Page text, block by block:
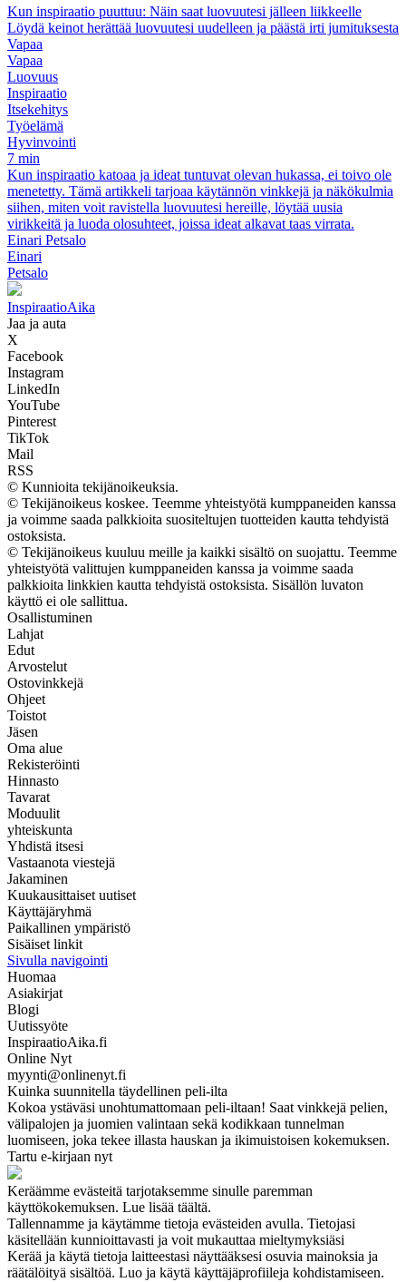
Kun inspiraatio puuttuu: Näin saat luovuutesi jälleen liikkeelle
Löydä keinot herättää luovuutesi uudelleen ja päästä irti jumituksesta
Vapaa
Vapaa
Luovuus
Inspiraatio
Itsekehitys
Työelämä
Hyvinvointi
7 min
Kun inspiraatio katoaa ja ideat tuntuvat olevan hukassa, ei toivo ole
menetetty. Tämä artikkeli tarjoaa käytännön vinkkejä ja näkökulmia
siihen, miten voit ravistella luovuutesi hereille, löytää uusia
virikkeitä ja luoda olosuhteet, joissa ideat alkavat taas virrata.
Einari Petsalo
Einari
Petsalo
InspiraatioAika
Jaa ja auta
X
Facebook
Instagram
LinkedIn
YouTube
Pinterest
TikTok
Mail
RSS
© Kunnioita tekijänoikeuksia.
© Tekijänoikeus koskee. Teemme yhteistyötä kumppaneiden kanssa
ja voimme saada palkkioita suositeltujen tuotteiden kautta tehdyistä
ostoksista.
© Tekijänoikeus kuuluu meille ja kaikki sisältö on suojattu. Teemme
yhteistyötä valittujen kumppaneiden kanssa ja voimme saada
palkkioita linkkien kautta tehdyistä ostoksista. Sisällön luvaton
käyttö ei ole sallittua.
Osallistuminen
Lahjat
Edut
Arvostelut
Ostovinkkejä
Ohjeet
Toistot
Jäsen
Oma alue
Rekisteröinti
Hinnasto
Tavarat
Moduulit
yhteiskunta
Yhdistä itsesi
Vastaanota viestejä
Jakaminen
Kuukausittaiset uutiset
Käyttäjäryhmä
Paikallinen ympäristö
Sisäiset linkit
Sivulla navigointi
Huomaa
Asiakirjat
Blogi
Uutissyöte
InspiraatioAika.fi
Online Nyt
myynti@onlinenyt.fi
Kuinka suunnitella täydellinen peli-ilta
Kokoa ystäväsi unohtumattomaan peli-iltaan! Saat vinkkejä pelien,
välipalojen ja juomien valintaan sekä kodikkaan tunnelman
luomiseen, joka tekee illasta hauskan ja ikimuistoisen kokemuksen.
Tartu e-kirjaan nyt
Keräämme evästeitä tarjotaksemme sinulle paremman
käyttökokemuksen. Lue lisää täältä.
Tallennamme ja käytämme tietoja evästeiden avulla. Tietojasi
käsitellään kunnioittavasti ja voit mukauttaa mieltymyksiäsi
Kerää ja käytä tietoja laitteestasi näyttääksesi osuvia mainoksia ja
räätälöityä sisältöä. Luo ja käytä käyttäjäprofiileja kohdistamiseen.